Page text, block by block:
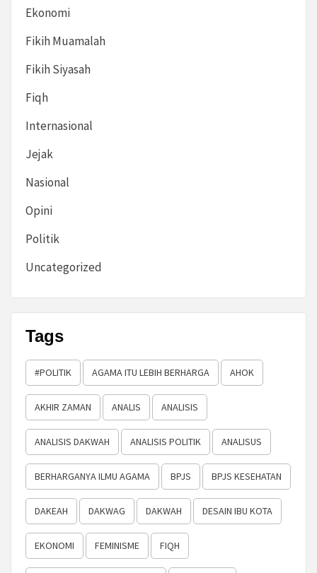
Ekonomi
Fikih Muamalah
Fikih Siyasah
Fiqh
Internasional
Jejak
Nasional
Opini
Politik
Uncategorized
Tags
#POLITIK AGAMA ITU LEBIH BERHARGA AHOK
AKHIR ZAMAN ANALIS ANALISIS
ANALISIS DAKWAH ANALISIS POLITIK ANALISUS
BERHARGANYA ILMU AGAMA BPJS BPJS KESEHATAN
DAKEAH DAKWAG DAKWAH DESAIN IBU KOTA
EKONOMI FEMINISME FIQH